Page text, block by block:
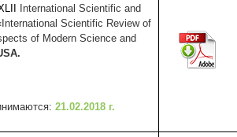
I
International Scientific and
Scientific Review of
of Modern Science and
21.02.2018 г.